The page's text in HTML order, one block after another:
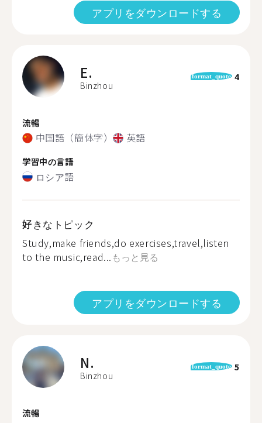
アプリをダウンロードする
E.
Binzhou
format_quote 4
流暢
中国語（簡体字） 英語
学習中の言語
ロシア語
好きなトピック
Study,make friends,do exercises,travel,listen
to the music,read... もっと見る
アプリをダウンロードする
N.
Binzhou
format_quote 5
流暢